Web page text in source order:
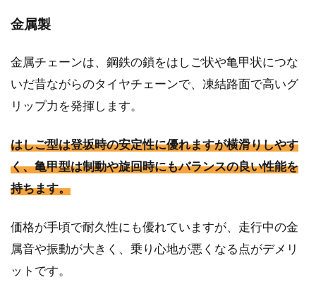
金属製
金属チェーンは、鋼鉄の鎖をはしご状や亀甲状につな
いだ昔ながらのタイヤチェーンで、凍結路面で高いグ
リップ力を発揮します。
はしご型は登坂時の安定性に優れますが横滑りしやす
く、亀甲型は制動や旋回時にもバランスの良い性能を
持ちます。
価格が手頃で耐久性にも優れていますが、走行中の金
属音や振動が大きく、乗り心地が悪くなる点がデメリ
ットです。